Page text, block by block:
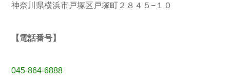
神奈川県横浜市戸塚区戸塚町２８４５−１０
【電話番号】
045-864-6888